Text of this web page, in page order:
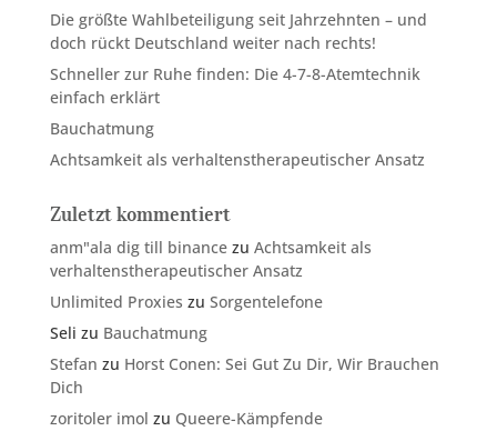
Die größte Wahlbeteiligung seit Jahrzehnten – und
doch rückt Deutschland weiter nach rechts!
Schneller zur Ruhe finden: Die 4-7-8-Atemtechnik
einfach erklärt
Bauchatmung
Achtsamkeit als verhaltenstherapeutischer Ansatz
Zuletzt kommentiert
anm"ala dig till binancezu Achtsamkeit als
verhaltenstherapeutischer Ansatz
Unlimited Proxies zu Sorgentelefone
Seli zu Bauchatmung
Stefan zu Horst Conen: Sei Gut Zu Dir, Wir Brauchen
Dich
zoritoler imol zu Queere-Kämpfende